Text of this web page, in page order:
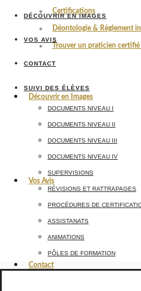
Certifications
Déontologie & Règlement
Trouver un praticien certifié
Découvrir en Images
Vos Avis
Contact
DÉCOUVRIR EN IMAGES
VOS AVIS
CONTACT
SUIVI DES ÉLÈVES
DOCUMENTS NIVEAU I
DOCUMENTS NIVEAU II
DOCUMENTS NIVEAU III
DOCUMENTS NIVEAU IV
SUPERVISIONS
RÉVISIONS ET RATTRAPAGES
PROCÉDURES DE
ASSISTANATS
ANIMATIONS
PÔLES DE FORMATION